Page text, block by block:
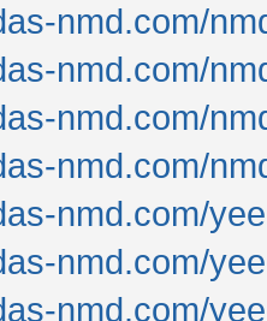
nmd.com/
nmd.com/
nmd.com/
nmd.com/
nmd.com/
nmd.com/
nmd.com/